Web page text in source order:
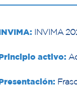
INVIMA
activo: